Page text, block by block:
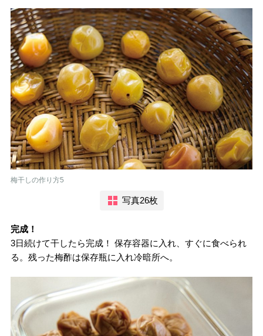
梅干しの作り方5
写真26枚
完成！
3日続けて干したら完成！ 保存容器に入れ、すぐに食べられ
る。残った梅酢は保存瓶に入れ冷暗所へ。